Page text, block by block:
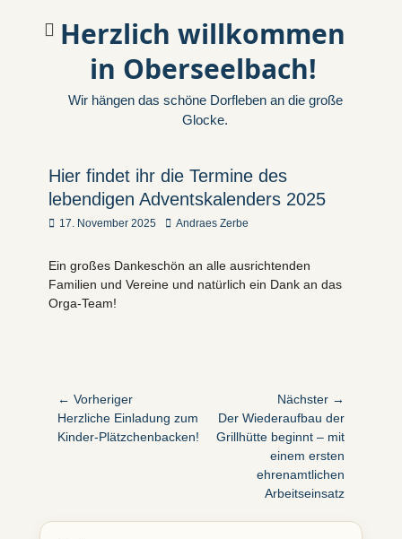
Herzlich willkommen
in Oberseelbach!
Wir hängen das schöne Dorfleben an die große
Glocke.
Hier findet ihr die Termine des
lebendigen Adventskalenders 2025
Veröffentlicht
17. November 2025 Autor
Andraes Zerbe
Ein großes Dankeschön an alle ausrichtenden
Familien und Vereine und natürlich ein Dank an das
Orga-Team!
Beitragsnavigation
← Vorheriger
Vorheriger
Beitrag:
Herzliche Einladung zum
Kinder-Plätzchenbacken!
Nächster →
Nächster
Beitrag:
Der Wiederaufbau der
Grillhütte beginnt – mit
einem ersten
ehrenamtlichen
Arbeitseinsatz